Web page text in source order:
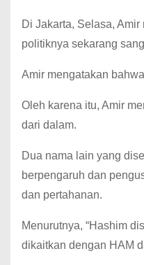
Di Jakarta, Selasa,
politiknya sekarang
Amir mengatakan
Oleh karena itu, Amir
dari dalam.
Dua nama lain yang
berpengaruh dan
dan pertahanan.
Menurutnya, “Hashim
dikaitkan dengan HAM